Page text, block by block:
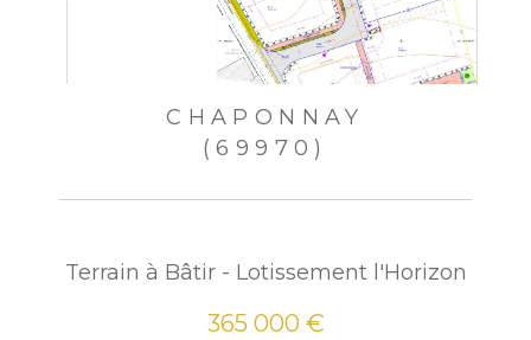
CHAPONNAY
(69970)
Terrain à Bâtir - Lotissement l'Horizon
365 000 €